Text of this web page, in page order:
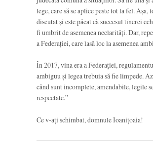
lege, care să se aplice peste tot la fel. Așa,
discutat și este păcat că succesul tinerei
fi umbrit de asemenea neclarități. Dar,
a Federației, care lasă loc la asemenea
În 2017, vina era a Federației,
ambiguu și legea trebuia să fie limpede.
când sunt incomplete, amendabile, legile
respectate.”
Ce v-ați schimbat, domnule Ioanițoaia!